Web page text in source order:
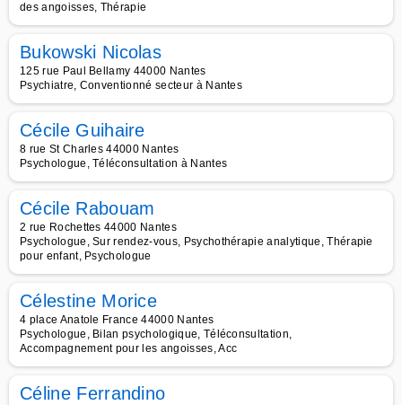
des angoisses, Thérapie
Bukowski Nicolas
125 rue Paul Bellamy 44000 Nantes
Psychiatre, Conventionné secteur à Nantes
Cécile Guihaire
8 rue St Charles 44000 Nantes
Psychologue, Téléconsultation à Nantes
Cécile Rabouam
2 rue Rochettes 44000 Nantes
Psychologue, Sur rendez-vous, Psychothérapie analytique, Thérapie
pour enfant, Psychologue
Célestine Morice
4 place Anatole France 44000 Nantes
Psychologue, Bilan psychologique, Téléconsultation,
Accompagnement pour les angoisses, Acc
Céline Ferrandino